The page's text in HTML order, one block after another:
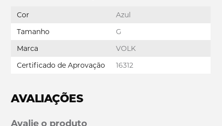
Cor
Azul
Tamanho
G
Marca
VOLK
Certificado de Aprovação
16312
AVALIAÇÕES
Avalie o produto